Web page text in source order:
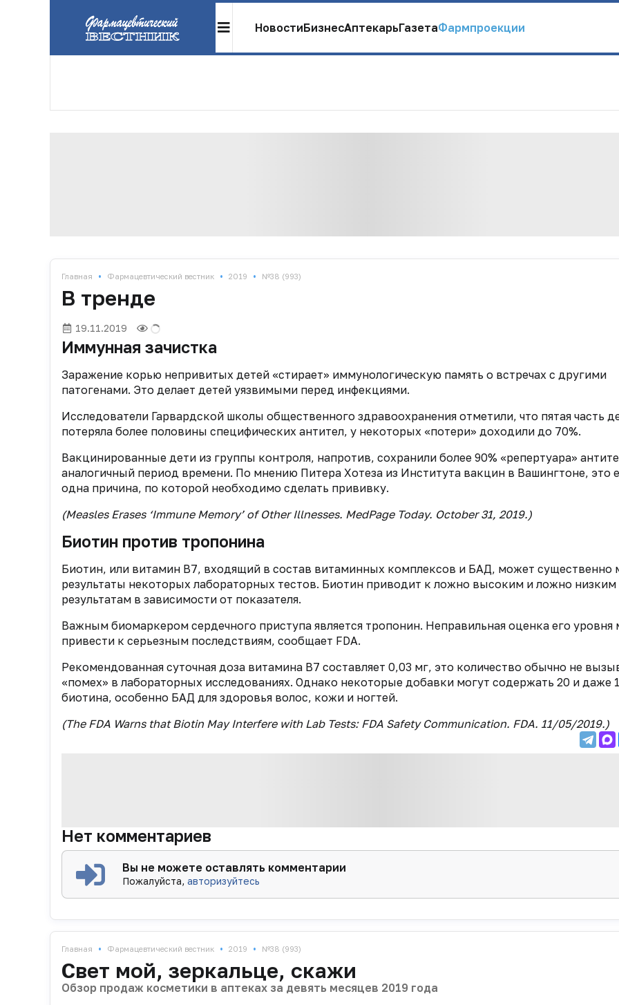
НовостиБизнесАптекарьГазетаФармпроекции
Главная • Фармацевтический вестник • 2019 • №38 (993)
В тренде
19.11.2019
Иммунная зачистка
Заражение корью непривитых детей «стирает» иммунологическую память о встречах с другими
патогенами. Это делает детей уязвимыми перед инфекциями.
Исследователи Гарвардской школы общественного здравоохранения отметили, что пятая часть
потеряла более половины специфических антител, у некоторых «потери» доходили до 70%.
Вакцинированные дети из группы контроля, напротив, сохранили более 90% «репертуара»
аналогичный период времени. По мнению Питера Хотеза из Института вакцин в Вашингтоне, это
одна причина, по которой необходимо сделать прививку.
(Measles Erases ‘Immune Memory’ of Other Illnesses. MedPage Today. October 31, 2019.)
Биотин против тропонина
Биотин, или витамин В7, входящий в состав витаминных комплексов и БАД, может существенно
результаты некоторых лабораторных тестов. Биотин приводит к ложно высоким и ложно низким
результатам в зависимости от показателя.
Важным биомаркером сердечного приступа является тропонин. Неправильная оценка его уровня
привести к серьезным последствиям, сообщает FDA.
Рекомендованная суточная доза витамина В7 составляет 0,03 мг, это количество обычно не
«помех» в лабораторных исследованиях. Однако некоторые добавки могут содержать 20 и даже
биотина, особенно БАД для здоровья волос, кожи и ногтей.
(The FDA Warns that Biotin May Interfere with Lab Tests: FDA Safety Communication. FDA. 11/05/2019.)
Нет комментариев
Вы не можете оставлять комментарии
Пожалуйста,авторизуйтесь
Главная • Фармацевтический вестник • 2019 • №38 (993)
Свет мой, зеркальце, скажи
Обзор продаж косметики в аптеках за девять месяцев 2019 года